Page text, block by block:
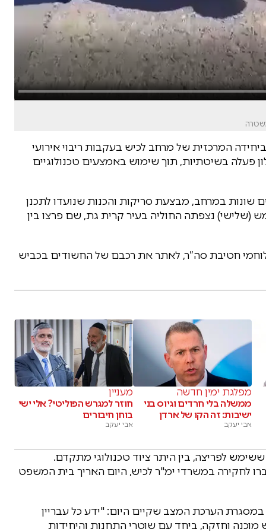
המרכזית של מרחב לכיש בעקבות ריבוי אירועי
פעלה בשיטתיות, תוך שימוש באמצעים טכנולוגיים
שונות במרחב, מבצעת סריקות והכנות שנועדו לתכנן
נצפתה החוליה בעיר קרית גת, שם פרצו בין
לוחמי חטיבת סה”ר, לאתר את רכבם של החשודים בכביש
מפלגת ימין חדשה
ממשלה בלי חרדים וגיוס בני
ישיבות: זה הקו של ארדן
אבי יעקב
מעניין
חוזר למגרש הפוליטי? אלי ישי
בוחן חיבורים
אבי יעקב
לפריצה, בין היתר ציוד טכנולוגי מתקדם.
בשנות ה-30 לחייהם, הועברו לחקירה במשרדי ימ"ר לכיש, היום האריך בית המשפט
הערכת המצב שקיים היום: "ידע כל עבריין
וחזקה, ביחד עם שוטרי התחנות והיחידות